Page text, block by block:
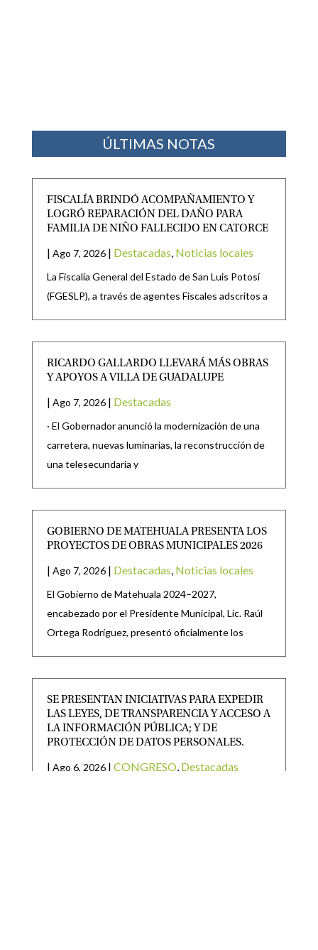
ÚLTIMAS NOTAS
FISCALÍA BRINDÓ ACOMPAÑAMIENTO Y
LOGRÓ REPARACIÓN DEL DAÑO PARA
FAMILIA DE NIÑO FALLECIDO EN CATORCE
| Ago 7, 2026 | Destacadas, Noticias locales
La Fiscalía General del Estado de San Luis Potosí
(FGESLP), a través de agentes Fiscales adscritos a
RICARDO GALLARDO LLEVARÁ MÁS OBRAS
Y APOYOS A VILLA DE GUADALUPE
| Ago 7, 2026 | Destacadas
· El Gobernador anunció la modernización de una
carretera, nuevas luminarias, la reconstrucción de
una telesecundaria y
GOBIERNO DE MATEHUALA PRESENTA LOS
PROYECTOS DE OBRAS MUNICIPALES 2026
| Ago 7, 2026 | Destacadas, Noticias locales
El Gobierno de Matehuala 2024–2027,
encabezado por el Presidente Municipal, Lic. Raúl
Ortega Rodríguez, presentó oficialmente los
SE PRESENTAN INICIATIVAS PARA EXPEDIR
LAS LEYES, DE TRANSPARENCIA Y ACCESO A
LA INFORMACIÓN PÚBLICA; Y DE
PROTECCIÓN DE DATOS PERSONALES.
| Ago 6, 2026 | CONGRESO, Destacadas